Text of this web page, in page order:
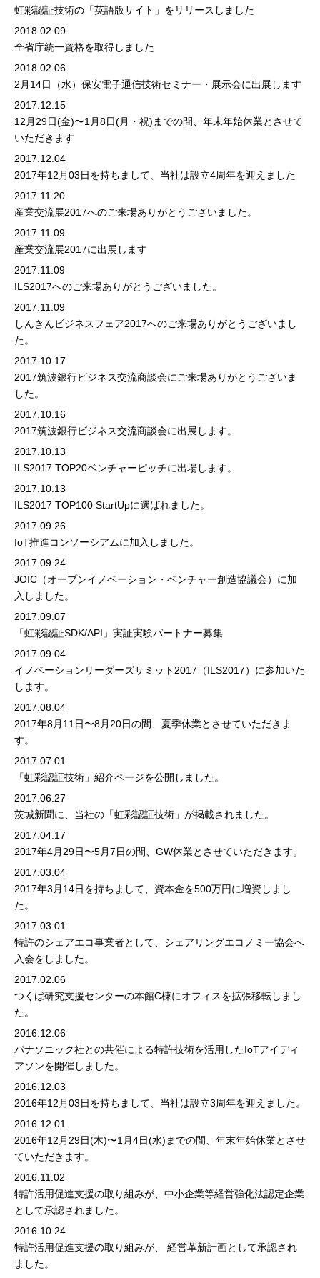
虹彩認証技術の「英語版サイト」をリリースしました
2018.02.09
全省庁統一資格を取得しました
2018.02.06
2月14日（水） 保安電子通信技術セミナー・展示会に出展します
2017.12.15
12月29日(金)〜1月8日(月・祝)までの間、年末年始休業とさせて
いただきます
2017.12.04
2017年12月03日を持ちまして、当社は設立4周年を迎えました
2017.11.20
産業交流展2017へのご来場ありがとうございました。
2017.11.09
産業交流展2017に出展します
2017.11.09
ILS2017へのご来場ありがとうございました。
2017.11.09
しんきんビジネスフェア2017へのご来場ありがとうございまし
た。
2017.10.17
2017筑波銀行ビジネス交流商談会にご来場ありがとうございま
した。
2017.10.16
2017筑波銀行ビジネス交流商談会に出展します。
2017.10.13
ILS2017 TOP20ベンチャーピッチに出場します。
2017.10.13
ILS2017 TOP100 StartUpに選ばれました。
2017.09.26
IoT推進コンソーシアムに加入しました。
2017.09.24
JOIC（オープンイノベーション・ベンチャー創造協議会）に加
入しました。
2017.09.07
「虹彩認証SDK/API」実証実験パートナー募集
2017.09.04
イノベーションリーダーズサミット2017（ILS2017） に参加いた
します。
2017.08.04
2017年8月11日〜8月20日の間、夏季休業とさせていただきま
す。
2017.07.01
「虹彩認証技術」紹介ページを公開しました。
2017.06.27
茨城新聞に、当社の「虹彩認証技術」が掲載されました。
2017.04.17
2017年4月29日〜5月7日の間、GW休業とさせていただきます。
2017.03.04
2017年3月14日を持ちまして、資本金を500万円に増資しまし
た。
2017.03.01
特許のシェアエコ事業者として、 シェアリングエコノミー協会へ
入会をしました。
2017.02.06
つくば研究支援センターの本館C棟にオフィスを拡張移転しまし
た。
2016.12.06
パナソニック社との共催による特許技術を活用したIoTアイディ
アソンを開催しました。
2016.12.03
2016年12月03日を持ちまして、当社は設立3周年を迎えました。
2016.12.01
2016年12月29日(木)〜1月4日(水)までの間、年末年始休業とさせ
ていただきます。
2016.11.02
特許活用促進支援の取り組みが、 中小企業等経営強化法認定企業
として承認されました。
2016.10.24
特許活用促進支援の取り組みが、
経営革新計画として承認され
ました。